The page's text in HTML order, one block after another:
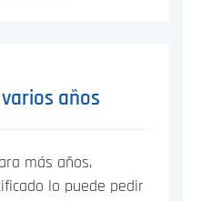
años
más años,
lo puede pedir